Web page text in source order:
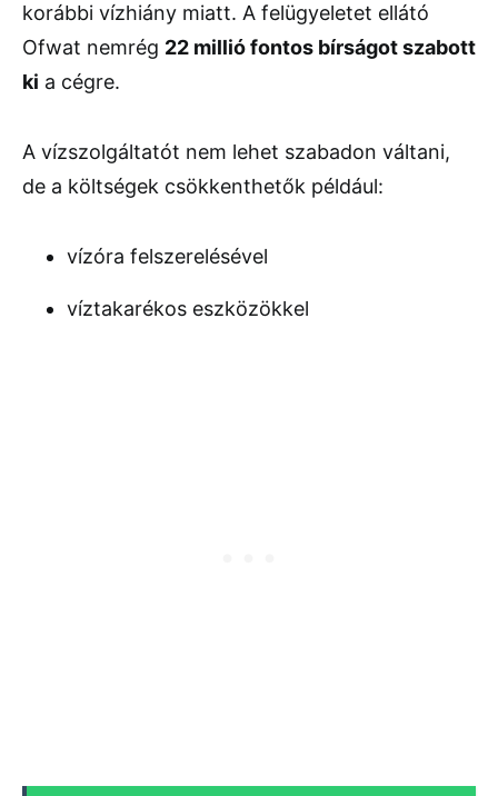
korábbi vízhiány miatt. A felügyeletet ellátó
Ofwat nemrég 22 millió fontos bírságot szabott
ki a cégre.
A vízszolgáltatót nem lehet szabadon váltani,
de a költségek csökkenthetők például:
vízóra felszerelésével
víztakarékos eszközökkel